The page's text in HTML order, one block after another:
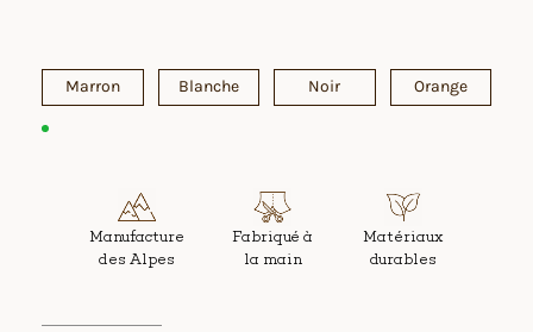
Manufacture
des Alpes
Fabriqué à
la main
Matériaux
durables
Marron Blanche Noir Orange